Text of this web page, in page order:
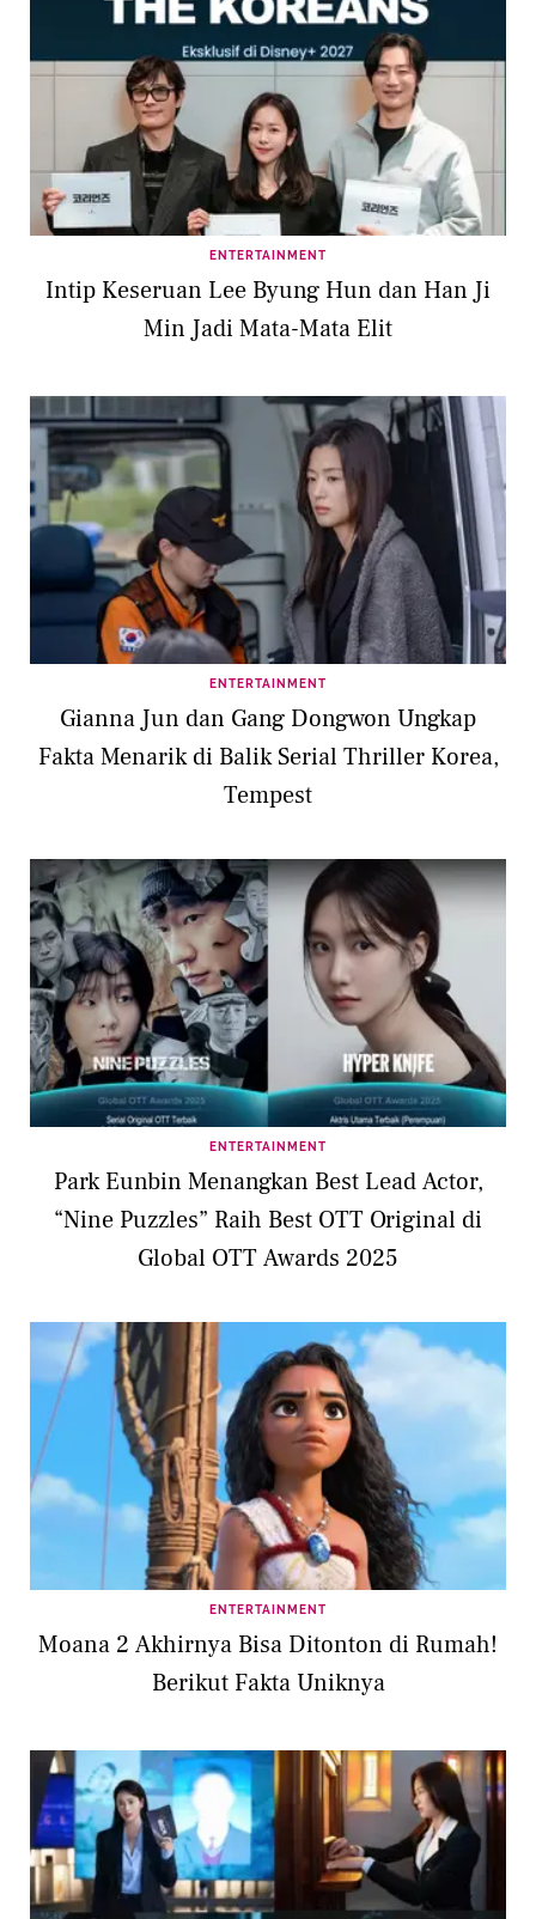
ENTERTAINMENT
Intip Keseruan Lee Byung Hun dan Han Ji
Min Jadi Mata-Mata Elit
ENTERTAINMENT
Gianna Jun dan Gang Dongwon Ungkap
Fakta Menarik di Balik Serial Thriller Korea,
Tempest
ENTERTAINMENT
Park Eunbin Menangkan Best Lead Actor,
“Nine Puzzles” Raih Best OTT Original di
Global OTT Awards 2025
ENTERTAINMENT
Moana 2 Akhirnya Bisa Ditonton di Rumah!
Berikut Fakta Uniknya